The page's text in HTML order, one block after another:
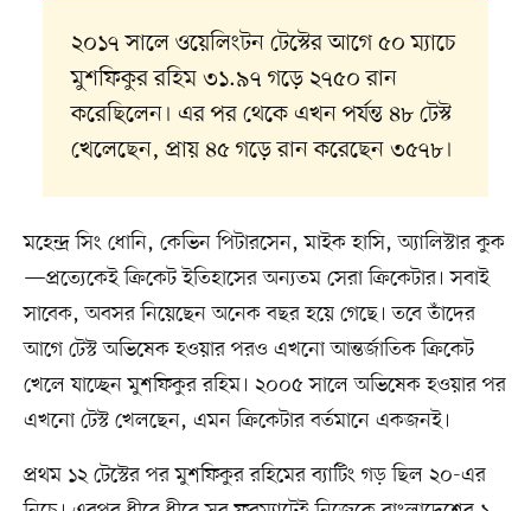
২০১৭ সালে ওয়েলিংটন টেস্টের আগে ৫০ ম্যাচে
মুশফিকুর রহিম ৩১.৯৭ গড়ে ২৭৫০ রান
করেছিলেন। এর পর থেকে এখন পর্যন্ত ৪৮ টেস্ট
খেলেছেন, প্রায় ৪৫ গড়ে রান করেছেন ৩৫৭৮।
মহেন্দ্র সিং ধোনি, কেভিন পিটারসেন, মাইক হাসি, অ্যালিস্টার কুক
—প্রত্যেকেই ক্রিকেট ইতিহাসের অন্যতম সেরা ক্রিকেটার। সবাই
সাবেক, অবসর নিয়েছেন অনেক বছর হয়ে গেছে। তবে তাঁদের
আগে টেস্ট অভিষেক হওয়ার পরও এখনো আন্তর্জাতিক ক্রিকেট
খেলে যাচ্ছেন মুশফিকুর রহিম। ২০০৫ সালে অভিষেক হওয়ার পর
এখনো টেস্ট খেলছেন, এমন ক্রিকেটার বর্তমানে একজনই।
প্রথম ১২ টেস্টের পর মুশফিকুর রহিমের ব্যাটিং গড় ছিল ২০-এর